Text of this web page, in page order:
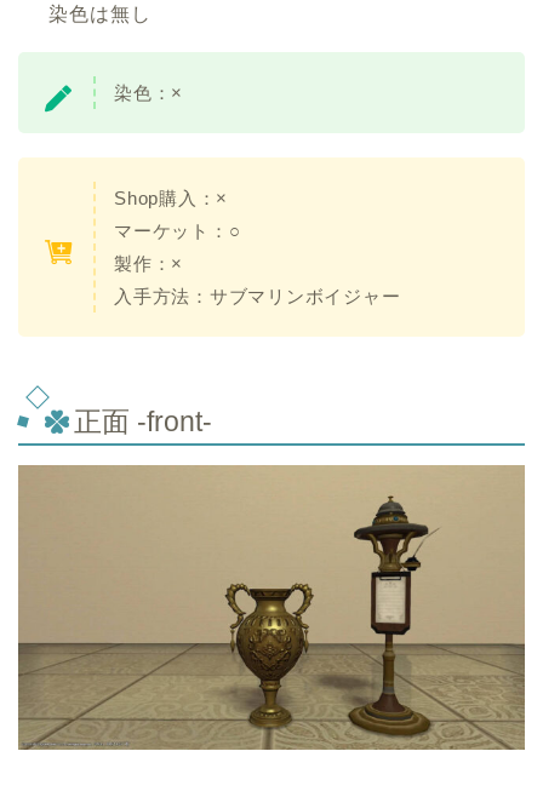
染色は無し
染色：×
Shop購入：×
マーケット：○
製作：×
入手方法：サブマリンボイジャー
正面 -front-